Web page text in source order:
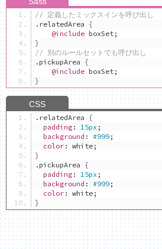
// 定義したミックスインを呼び出し
. relatedArea {
@include boxSet ;
}
// 別のルールセットでも呼び出し
. pickupArea {
@include boxSet ;
}
. relatedArea {
padding : 15px ;
background : #999 ;
color : white ;
}
. pickupArea {
padding : 15px ;
background : #999 ;
color : white ;
}